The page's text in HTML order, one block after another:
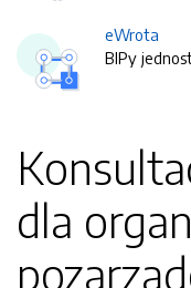
eWrota
BIPy
dla